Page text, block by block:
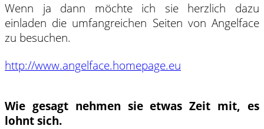
Wenn ja dann möchte ich sie herzlich dazu
einladen die umfangreichen Seiten von Angelface
zu besuchen.
http://www.angelface.homepage.eu
Wie gesagt nehmen sie etwas Zeit mit, es
lohnt sich.